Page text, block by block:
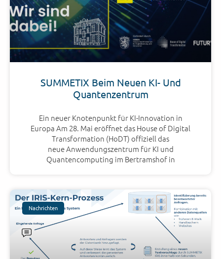
SUMMETIX Beim Neuen KI- Und
Quantenzentrum
Ein neuer Knotenpunkt für KI-Innovation in
Europa Am 28. Mai eröffnet das House of Digital
Transformation (HoDT) offiziell das
neue Anwendungszentrum für KI und
Quantencomputing im Bertramshof in
Nachrichten